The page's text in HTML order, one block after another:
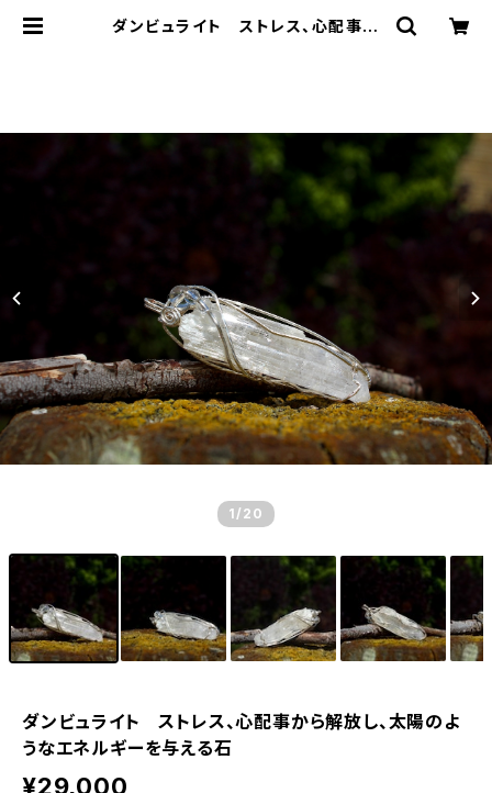
ダンビュライト ストレス、心配事か
1 /20
ダンビュライト ストレス、心配事から解放し、太陽のよ
うなエネルギーを与える石
¥29,000